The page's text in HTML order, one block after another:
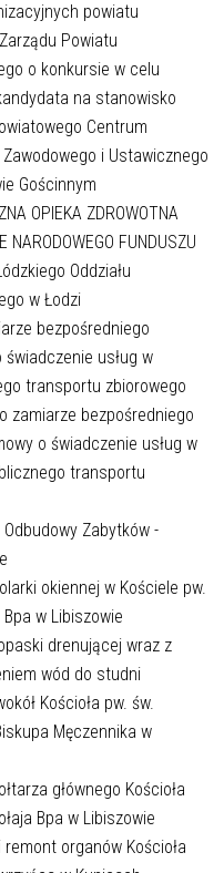
powiatu
Powiatu
o konkursie w celu
na stanowisko
Centrum
Zawodowego i Ustawicznego
Gościnnym
OPIEKA ZDROWOTNA
NARODOWEGO FUNDUSZU
Oddziału
w Łodzi
bezpośredniego
usług w
transportu zbiorowego
zamiarze bezpośredniego
o świadczenie usług w
transportu
Zabytków -
okiennej w Kościele pw.
Bpa w Libiszowie
drenującej wraz z
wód do studni
Kościoła pw. św.
Męczennika w
głównego Kościoła
Bpa w Libiszowie
remont organów Kościoła